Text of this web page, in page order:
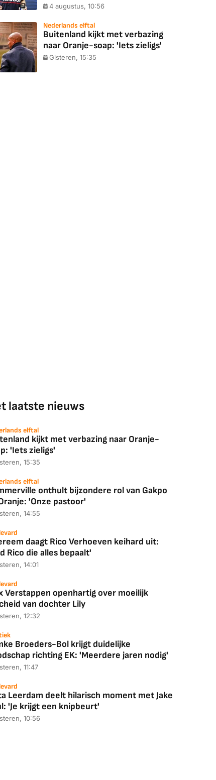
4 augustus, 10:56
Nederlands elftal
Buitenland kijkt met verbazing
naar Oranje-soap: 'Iets zieligs'
Gisteren, 15:35
laatste nieuws
elftal
kijkt met verbazing naar Oranje-
'Iets zieligs'
15:35
elftal
onthult bijzondere rol van Gakpo
'Onze pastoor'
14:55
daagt Rico Verhoeven keihard uit:
Rico die alles bepaalt'
14:01
Verstappen openhartig over moeilijk
van dochter Lily
12:32
Broeders-Bol krijgt duidelijke
richting EK: 'Meerdere jaren nodig'
11:47
Leerdam deelt hilarisch moment met Jake
'Je krijgt een knipbeurt'
10:56